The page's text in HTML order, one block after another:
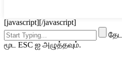
[javascript][/javascript]
மூட ESC ஐ அழுத்தவும்.